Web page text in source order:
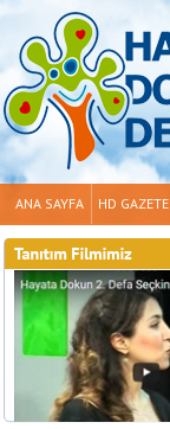
ANA SAYFA HD GAZETE